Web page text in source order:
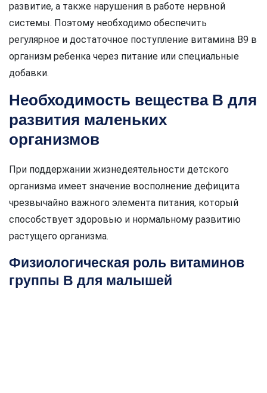
развитие, а также нарушения в работе нервной
системы. Поэтому необходимо обеспечить
регулярное и достаточное поступление витамина B9 в
организм ребенка через питание или специальные
добавки.
Необходимость вещества В для
развития маленьких
организмов
При поддержании жизнедеятельности детского
организма имеет значение восполнение дефицита
чрезвычайно важного элемента питания, который
способствует здоровью и нормальному развитию
растущего организма.
Физиологическая роль витаминов
группы В для малышей